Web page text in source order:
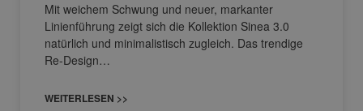
Mit weichem Schwung und neuer, markanter
Linienführung zeigt sich die Kollektion Sinea 3.0
natürlich und minimalistisch zugleich. Das trendige
Re-Design…
WEITERLESEN >>